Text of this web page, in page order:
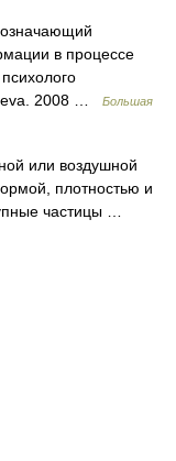
в процессе
2008 …
Большая
или воздушной
плотностью и
частицы …